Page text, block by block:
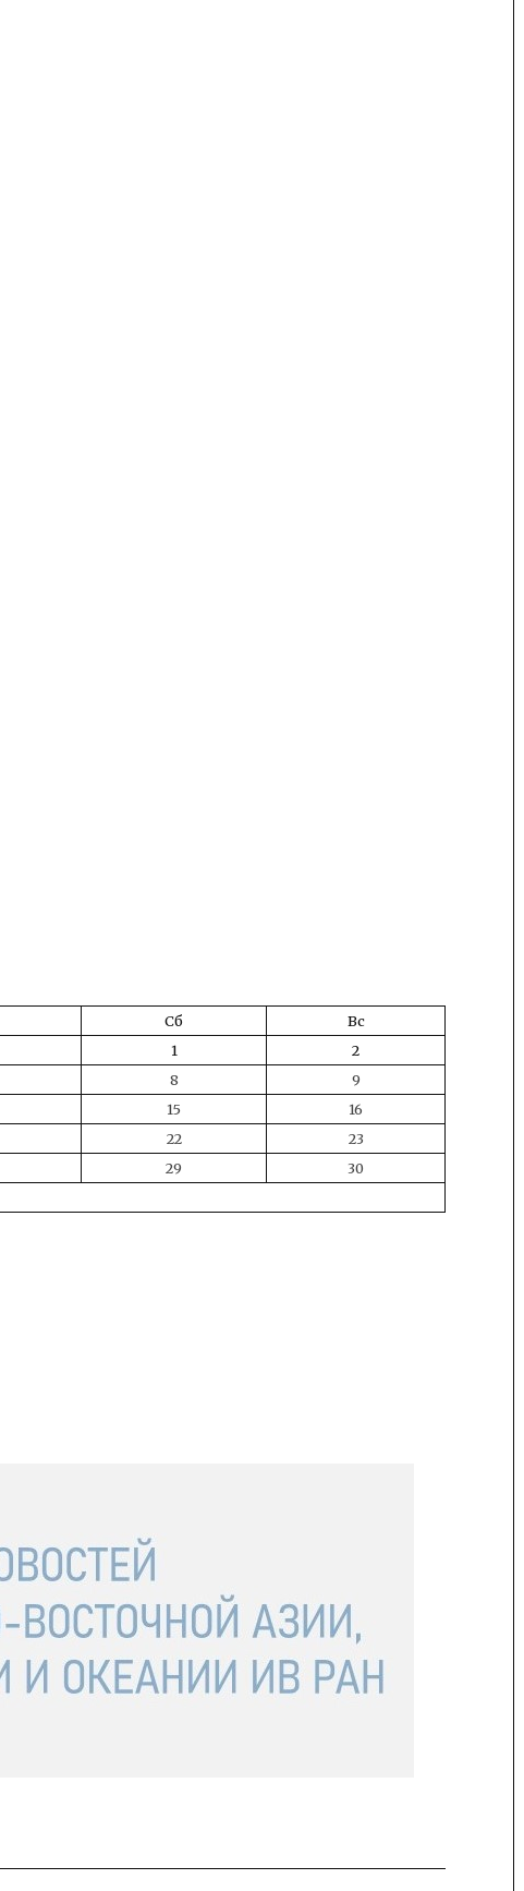
Сб
Вс
1
2
8
9
15
16
22
23
29
30